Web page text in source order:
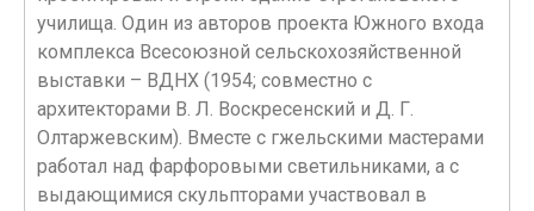
училища. Один из авторов проекта Южного входа
комплекса Всесоюзной сельскохозяйственной
выставки – ВДНХ (1954; совместно с
архитекторами В. Л. Воскресенский и Д. Г.
Олтаржевским). Вместе с гжельскими мастерами
работал над фарфоровыми светильниками, а с
выдающимися скульпторами участвовал в